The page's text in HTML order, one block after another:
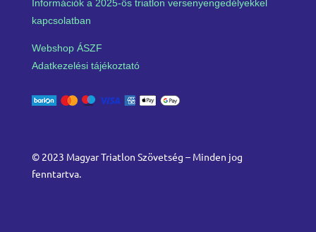
Információk a 2025-ös triatlon versenyengedélyekkel
kapcsolatban
Webshop ÁSZF
Adatkezelési tájékoztató
© 2023 Magyar Triatlon Szövetség – Minden jog
fenntartva.